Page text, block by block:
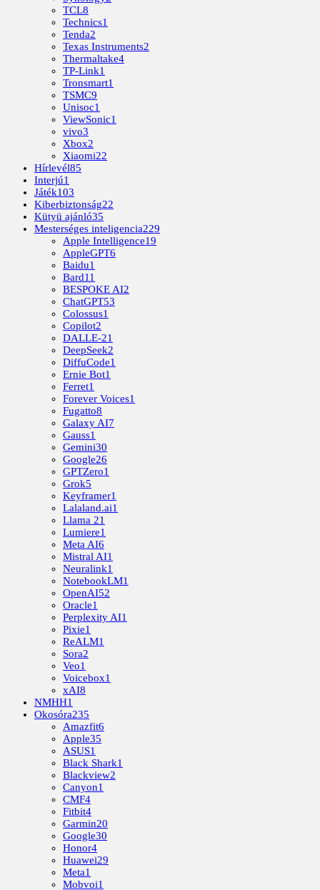
TCL8
Technics1
Tenda2
Texas Instruments2
Thermaltake4
TP-Link1
Tronsmart1
TSMC9
Unisoc1
ViewSonic1
vivo3
Xbox2
Xiaomi22
Hírlevél85
Interjú1
Játék103
Kiberbiztonság22
Kütyü ajánló35
Mesterséges inteligencia229
Apple Intelligence19
AppleGPT6
Baidu1
Bard11
BESPOKE AI2
ChatGPT53
Colossus1
Copilot2
DALLE-21
DeepSeek2
DiffuCode1
Ernie Bot1
Ferret1
Forever Voices1
Fugatto8
Galaxy AI7
Gauss1
Gemini30
Google26
GPTZero1
Grok5
Keyframer1
Lalaland.ai1
Llama 21
Lumiere1
Meta AI6
Mistral AI1
Neuralink1
NotebookLM1
OpenAI52
Oracle1
Perplexity AI1
Pixie1
ReALM1
Sora2
Veo1
Voicebox1
xAI8
NMHH1
Okosóra235
Amazfit6
Apple35
ASUS1
Black Shark1
Blackview2
Canyon1
CMF4
Fitbit4
Garmin20
Google30
Honor4
Huawei29
Meta1
Mobvoi1